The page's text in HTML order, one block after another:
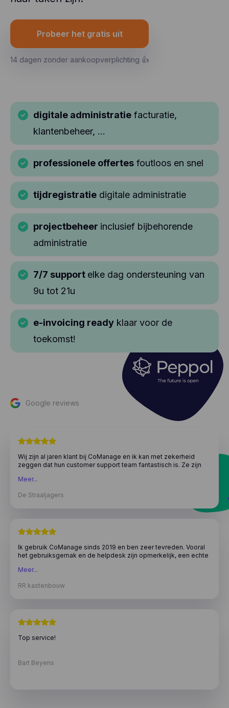
Probeer het gratis uit
14 dagen zonder aankoopverplichting 👍
digitale administratie facturatie,
klantenbeheer, ...
professionele offertes foutloos en snel
tijdregistratie digitale administratie
projectbeheer inclusief bijbehorende
administratie
7/7 support elke dag ondersteuning van
9u tot 21u
e-invoicing ready klaar voor de
toekomst!
Google reviews
Wij zijn al jaren klant bij CoManage en ik kan met zekerheid
zeggen dat hun customer support team fantastisch is. Ze zijn
hun toewijding om uitstekende service te bieden en mijn
ten zeerste aan aan!
Meer...
De Straaljagers
Ik gebruik CoManage sinds 2019 en ben zeer tevreden. Vooral
het gebruiksgemak en de helpdesk zijn opmerkelijk, een echte
Meer...
RR kastenbouw
Top service!
Bart Beyens